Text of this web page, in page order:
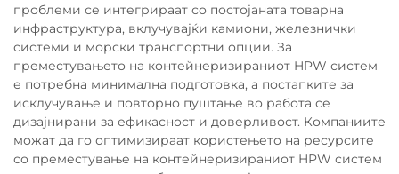
проблеми се интегрираат со постојаната товарна
инфраструктура, вклучувајќи камиони, железнички
системи и морски транспортни опции. За
преместувањето на контейнеризираниот HPW систем
е потребна минимална подготовка, а постапките за
исклучување и повторно пуштање во работа се
дизајнирани за ефикасност и доверливост. Компаниите
можат да го оптимизираат користењето на ресурсите
со преместување на контейнеризираниот HPW систем